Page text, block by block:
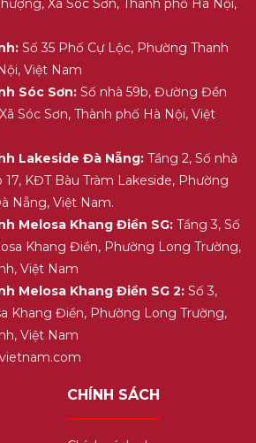
Xã Sóc Sơn, Thành phố Hà Nội,
Số 35 Phố Cự Lộc, Phường Thanh
Việt Nam
Sóc Sơn:Số nhà 59b, Đường Đền
Sóc Sơn, Thành phố Hà Nội, Việt
Lakeside Đà Nẵng:Tầng 2, Số nhà
KĐT Bàu Tràm Lakeside, Phường
Nẵng, Việt Nam.
Melosa Khang Điền SG:Tầng 3, Số
Khang Điền, Phường Long Trường,
Việt Nam
Melosa Khang Điền SG 2:Số 3,
Khang Điền, Phường Long Trường,
Việt Nam
CHÍNH SÁCH